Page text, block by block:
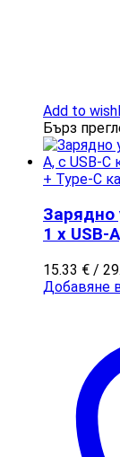
Add to
Бърз
+ Type-C
Зарядно
1 x USB-
15.33 € /
Добавяне